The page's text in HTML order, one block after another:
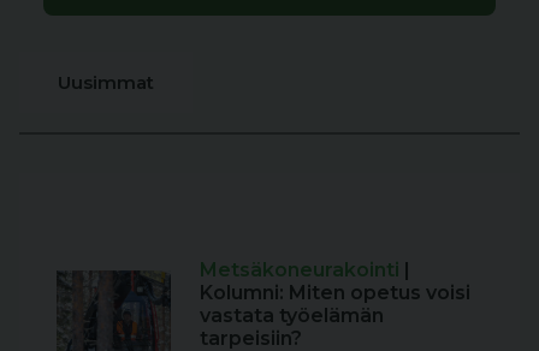
Uusimmat
Metsäkoneurakointi |
Kolumni: Miten opetus voisi
vastata työelämän
tarpeisiin?